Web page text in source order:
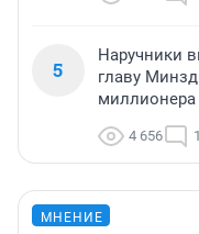
5
Наручники
главу
4 656
МНЕНИЕ